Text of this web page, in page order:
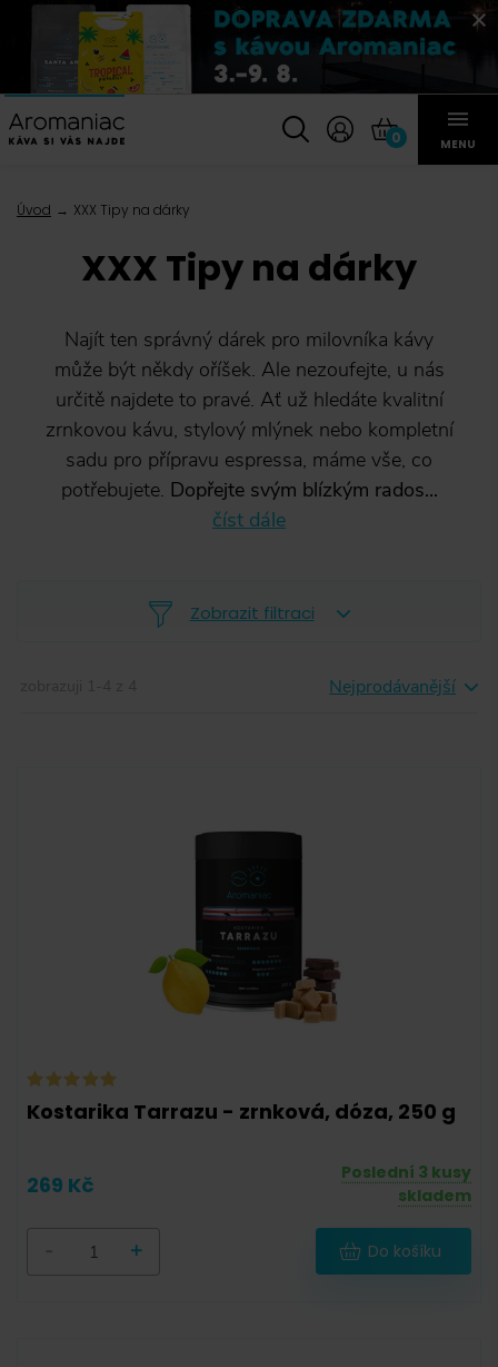
0 MENU
Úvod XXX Tipy na dárky
XXX Tipy na dárky
Najít ten správný dárek pro milovníka kávy
může být někdy oříšek. Ale nezoufejte, u nás
určitě najdete to pravé. Ať už hledáte kvalitní
zrnkovou kávu, stylový mlýnek nebo kompletní
sadu pro přípravu espressa, máme vše, co
potřebujete. Dopřejte svým blízkým rados...
číst dále
Zobrazit filtraci
(2)
Nejprodávanější
Kostarika Tarrazu - zrnková, dóza, 250 g
269 Kč
Poslední 3 kusy
skladem
+ Do košíku